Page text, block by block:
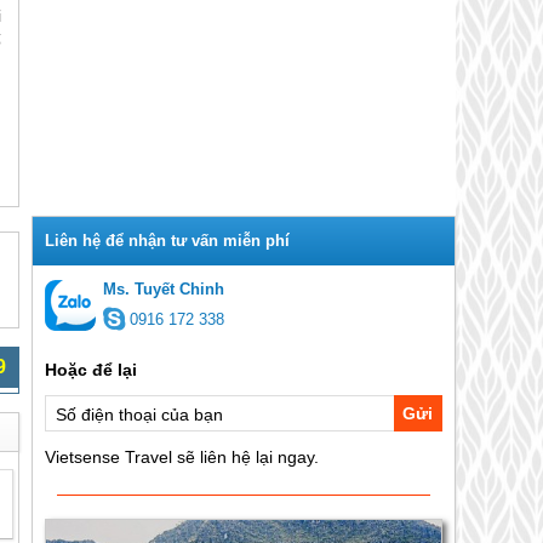
Ms. Tuyết Chinh
0916 172 338
Gửi